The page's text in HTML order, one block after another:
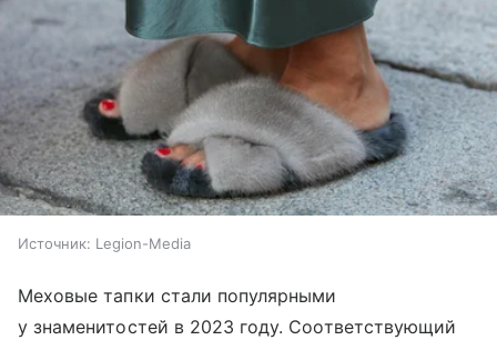
Источник: Legion-Media
Меховые тапки стали популярными
у знаменитостей в 2023 году. Соответствующий